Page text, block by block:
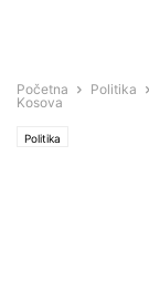
Početna Politika
Kosova
Politika